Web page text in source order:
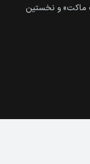
ماکت» و نخستین